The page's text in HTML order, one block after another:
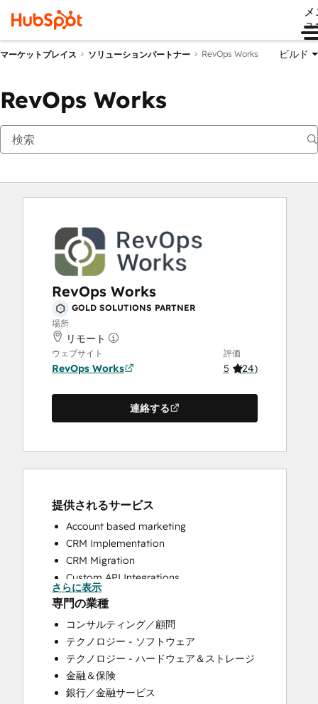
ュ
マーケットプレイス ソリューションパートナー RevOps Works ビルド
RevOps Works
RevOps Works
GOLD SOLUTIONS PARTNER
場所
リモート
ウェブサイト
RevOps Works
評価
5 (24)
連絡する
提供されるサービス
Account based marketing
CRM Implementation
CRM Migration
Custom API Integrations
Customer Marketing
Customer Success Training
Customer Support Training
Customer Survey and Analysis
Email Marketing
Full Inbound Marketing Services
Help Desk Implementation
さらに表示
専門の業種
コンサルティング／顧問
テクノロジー - ソフトウェア
テクノロジー - ハードウェア＆ストレージ
金融＆保険
銀行／金融サービス